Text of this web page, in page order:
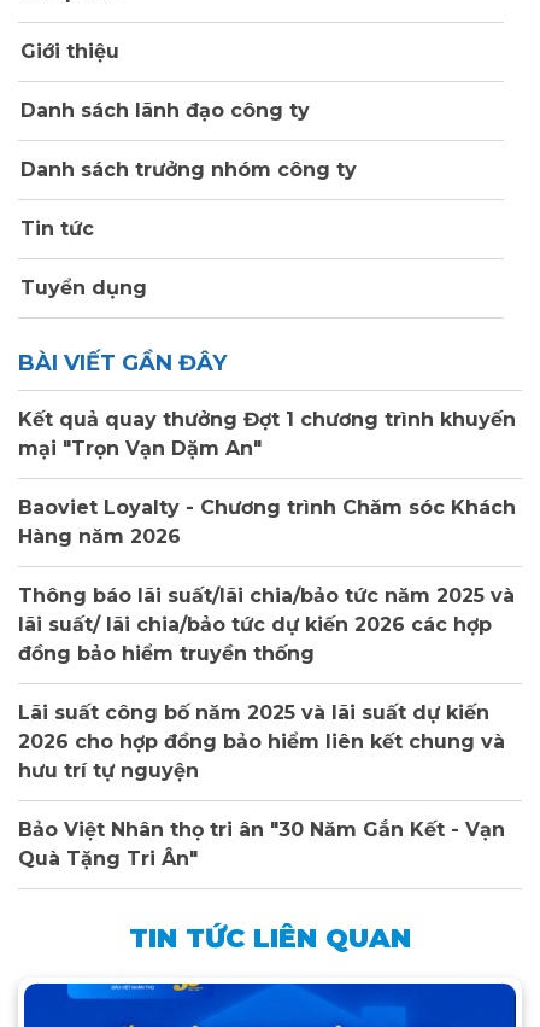
Giới thiệu
Danh sách lãnh đạo công ty
Danh sách trưởng nhóm công ty
Tin tức
Tuyển dụng
BÀI VIẾT GẦN ĐÂY
Kết quả quay thưởng Đợt 1 chương trình khuyến
mại "Trọn Vạn Dặm An"
Baoviet Loyalty - Chương trình Chăm sóc Khách
Hàng năm 2026
Thông báo lãi suất/lãi chia/bảo tức năm 2025 và
lãi suất/ lãi chia/bảo tức dự kiến 2026 các hợp
đồng bảo hiểm truyền thống
Lãi suất công bố năm 2025 và lãi suất dự kiến
2026 cho hợp đồng bảo hiểm liên kết chung và
hưu trí tự nguyện
Bảo Việt Nhân thọ tri ân "30 Năm Gắn Kết - Vạn
Quà Tặng Tri Ân"
TIN TỨC LIÊN QUAN